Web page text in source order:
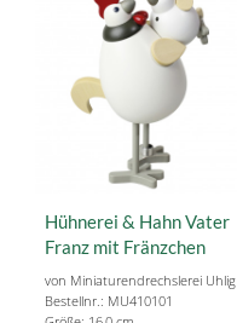
Hühnerei & Hahn Vater
Franz mit Fränzchen
von Miniaturendrechslerei Uhlig
Bestellnr.: MU410101